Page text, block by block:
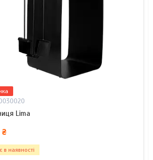
Lima
₴
в наявності